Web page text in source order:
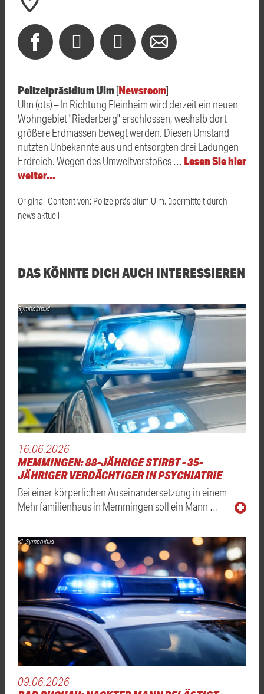
Polizeipräsidium Ulm[Newsroom]
Ulm (ots) – In Richtung Fleinheim wird derzeit ein neuen
Wohngebiet "Riederberg" erschlossen, weshalb dort
größere Erdmassen bewegt werden. Diesen Umstand
nutzten Unbekannte aus und entsorgten drei Ladungen
Erdreich. Wegen des Umweltverstoßes … Lesen Sie hier
weiter…
Original-Content von: Polizeipräsidium Ulm, übermittelt durch
news aktuell
DAS KÖNNTE DICH AUCH INTERESSIEREN
Symboldbild
16.06.2026
MEMMINGEN: 88-JÄHRIGE STIRBT - 35-
JÄHRIGER VERDÄCHTIGER IN PSYCHIATRIE
Bei einer körperlichen Auseinandersetzung in einem
Mehrfamilienhaus in Memmingen soll ein Mann …
KI-Symbolbild
09.06.2026